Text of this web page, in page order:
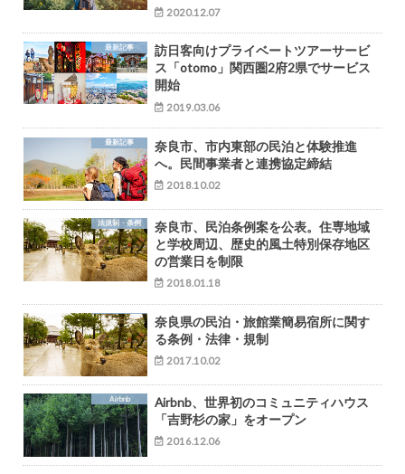
2020.12.07
最新記事
訪日客向けプライベートツアーサービ
ス「otomo」関西圏2府2県でサービス
開始
2019.03.06
最新記事
奈良市、市内東部の民泊と体験推進
へ。民間事業者と連携協定締結
2018.10.02
法規制・条例
奈良市、民泊条例案を公表。住専地域
と学校周辺、歴史的風土特別保存地区
の営業日を制限
2018.01.18
奈良県の民泊・旅館業簡易宿所に関す
る条例・法律・規制
2017.10.02
Airbnb
Airbnb、世界初のコミュニティハウス
「吉野杉の家」をオープン
2016.12.06